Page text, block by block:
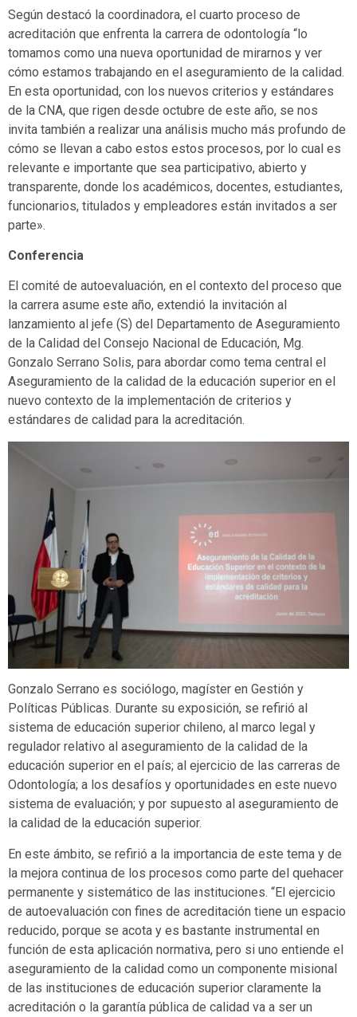
Según destacó la coordinadora, el cuarto proceso de
acreditación que enfrenta la carrera de odontología “lo
tomamos como una nueva oportunidad de mirarnos y ver
cómo estamos trabajando en el aseguramiento de la calidad.
En esta oportunidad, con los nuevos criterios y estándares
de la CNA, que rigen desde octubre de este año, se nos
invita también a realizar una análisis mucho más profundo de
cómo se llevan a cabo estos estos procesos, por lo cual es
relevante e importante que sea participativo, abierto y
transparente, donde los académicos, docentes, estudiantes,
funcionarios, titulados y empleadores están invitados a ser
parte».
Conferencia
El comité de autoevaluación, en el contexto del proceso que
la carrera asume este año, extendió la invitación al
lanzamiento al jefe (S) del Departamento de Aseguramiento
de la Calidad del Consejo Nacional de Educación, Mg.
Gonzalo Serrano Solis, para abordar como tema central el
Aseguramiento de la calidad de la educación superior en el
nuevo contexto de la implementación de criterios y
estándares de calidad para la acreditación.
Gonzalo Serrano es sociólogo, magíster en Gestión y
Políticas Públicas. Durante su exposición, se refirió al
sistema de educación superior chileno, al marco legal y
regulador relativo al aseguramiento de la calidad de la
educación superior en el país; al ejercicio de las carreras de
Odontología; a los desafíos y oportunidades en este nuevo
sistema de evaluación; y por supuesto al aseguramiento de
la calidad de la educación superior.
En este ámbito, se refirió a la importancia de este tema y de
la mejora continua de los procesos como parte del quehacer
permanente y sistemático de las instituciones. “El ejercicio
de autoevaluación con fines de acreditación tiene un espacio
reducido, porque se acota y es bastante instrumental en
función de esta aplicación normativa, pero si uno entiende el
aseguramiento de la calidad como un componente misional
de las instituciones de educación superior claramente la
acreditación o la garantía pública de calidad va a ser un